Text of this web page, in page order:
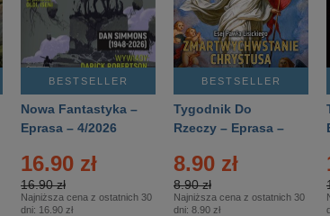
BESTSELLER
Nowa Fantastyka –
Eprasa – 4/2026
16.90 zł
16.90 zł
Najniższa cena z ostatnich 30
dni: 16.90 zł
BESTSELLER
Tygodnik Do
Rzeczy – Eprasa –
8.90 zł
8.90 zł
Najniższa cena z ostatnich 30
dni: 8.90 zł